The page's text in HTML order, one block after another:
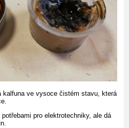
kalfuna ve vysoce čistém stavu, která
pro elektrotechniky, ale dá